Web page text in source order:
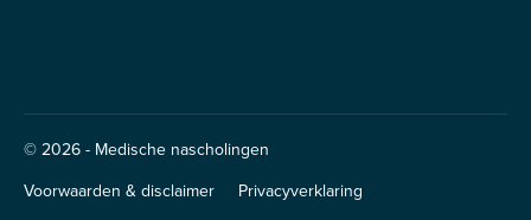
© 2026 - Medische nascholingen
Voorwaarden & disclaimer Privacyverklaring